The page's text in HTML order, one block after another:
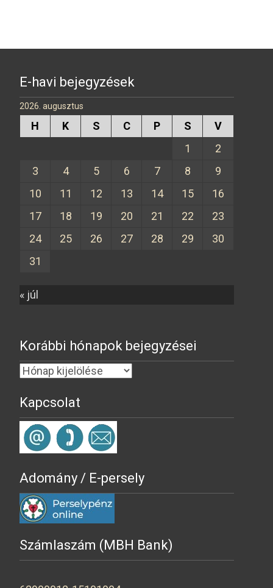
E-havi bejegyzések
2026. augusztus
H K S C P S
V
1
2
3
4 5 6 7 8
9
10
11 12 13 14 15
16
17
18 19 20 21 22
23
24
25 26 27 28 29
30
31
« júl
Korábbi hónapok bejegyzései
Kapcsolat
Adomány / E-persely
Számlaszám (MBH Bank)